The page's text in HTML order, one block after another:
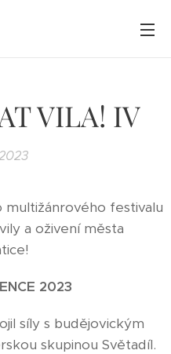
VILA! IV
festivalu
a oživení města
2023
síly s budějovickým
skupinou Světadíl.